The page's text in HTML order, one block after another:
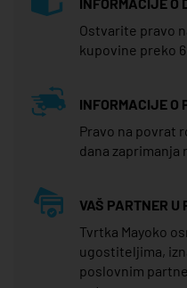
Ostvarite pravo
kupovine preko
INFORMACIJE O
Pravo na povrat
dana zaprimanja
VAŠ PARTNER U
Tvrtka Mayoko
ugostiteljima,
poslovnim